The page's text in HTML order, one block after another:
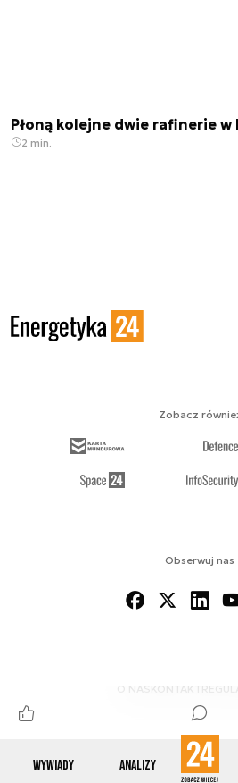
Wywiady Analizy
Płoną kolejne dwie rafinerie w
2 min.
Obserwuj nas
O NAS KONTAKT
Zobacz
© 2012-2026